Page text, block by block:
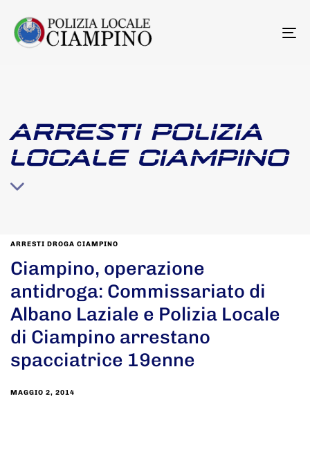
ARRESTI POLIZIA
LOCALE CIAMPINO
ARRESTI DROGA CIAMPINO
Ciampino, operazione
antidroga: Commissariato di
Albano Laziale e Polizia Locale
di Ciampino arrestano
spacciatrice 19enne
MAGGIO 2, 2014